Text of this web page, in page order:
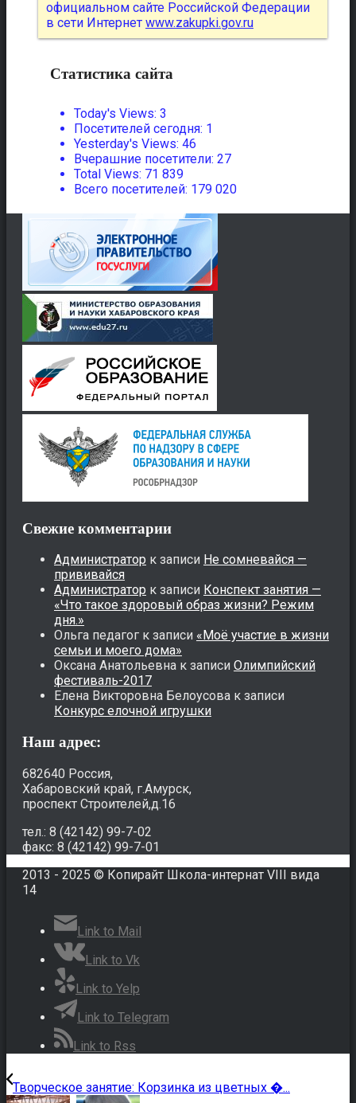
официальном сайте Российской Федерации
в сети Интернет www.zakupki.gov.ru
Статистика сайта
Today's Views: 3
Посетителей сегодня: 1
Yesterday's Views: 46
Вчерашние посетители: 27
Total Views: 71 839
Всего посетителей: 179 020
Свежие комментарии
Администратор к записи Не сомневайся —
прививайся
Администратор к записи Конспект занятия —
«Что такое здоровый образ жизни? Режим
дня.»
Ольга педагог к записи «Моё участие в жизни
семьи и моего дома»
Оксана Анатольевна к записи Олимпийский
фестиваль-2017
Елена Викторовна Белоусова к записи
Конкурс елочной игрушки
Наш адрес:
682640 Россия,
Хабаровский край, г.Амурск,
проспект Строителей,д.16
тел.: 8 (42142) 99-7-02
факс: 8 (42142) 99-7-01
2013 - 2025 © Копирайт Школа-интернат VIII вида
14
Link to Mail
Link to Vk
Link to Yelp
Link to Telegram
Link to Rss
Творческое занятие: Корзинка из цветных �...